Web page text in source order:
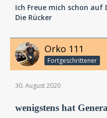
Ich Freue mich schon auf
Die Rücker
Orko 111
Fortgeschrittener
30. August 2020
wenigstens hat